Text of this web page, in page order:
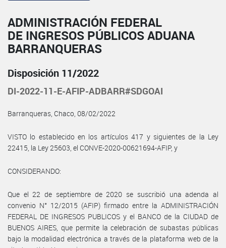
ADMINISTRACIÓN FEDERAL
DE INGRESOS PÚBLICOS ADUANA
BARRANQUERAS
Disposición 11/2022
DI-2022-11-E-AFIP-ADBARR#SDGOAI
Barranqueras, Chaco, 08/02/2022
VISTO lo establecido en los artículos 417 y siguientes de la Ley
22415, la Ley 25603, el CONVE-2020-00621694-AFIP, y
CONSIDERANDO:
Que el 22 de septiembre de 2020 se suscribió una adenda al
convenio N° 12/2015 (AFIP) firmado entre la ADMINISTRACIÓN
FEDERAL DE INGRESOS PUBLICOS y el BANCO de la CIUDAD de
BUENOS AIRES, que permite la celebración de subastas públicas
bajo la modalidad electrónica a través de la plataforma web de la